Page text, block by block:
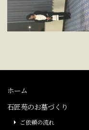
ホーム
石匠苑のお墓づくり
ご依頼の流れ